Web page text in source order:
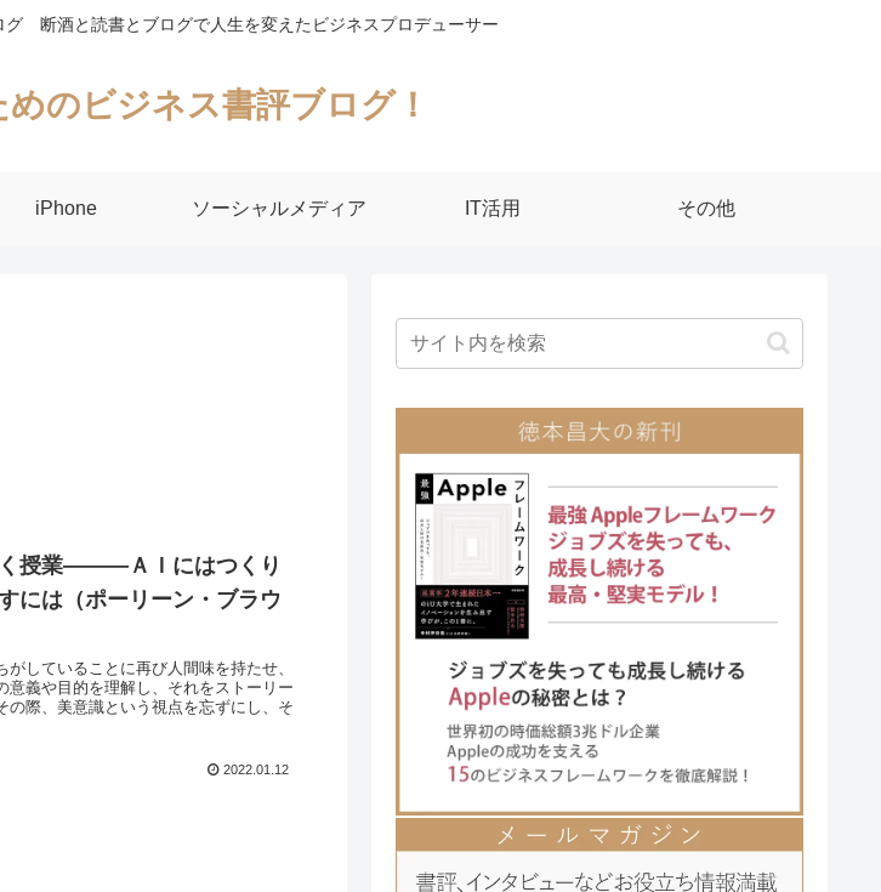
断酒と読書とブログで人生を変えたビジネスプロデューサー
のビジネス書評ブログ！
iPhone ソーシャルメディア IT活用 その他
く授業―――ＡＩにはつくり
には（ポーリーン・ブラウ
していることに再び人間味を持たせ、
意義や目的を理解し、それをストーリー
の際、美意識という視点を忘ずにし、そ
2022.01.12